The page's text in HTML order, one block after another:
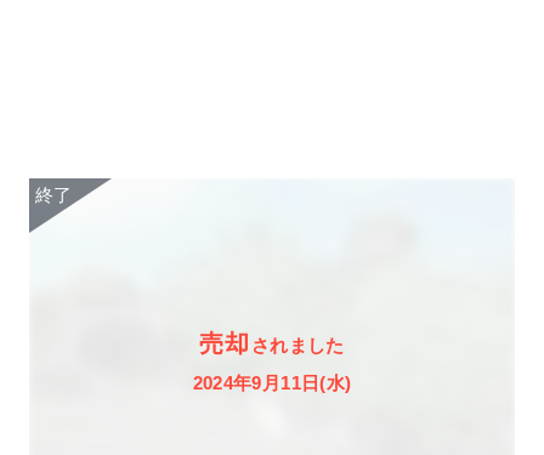
売却 されました
2024年9月11日(水)